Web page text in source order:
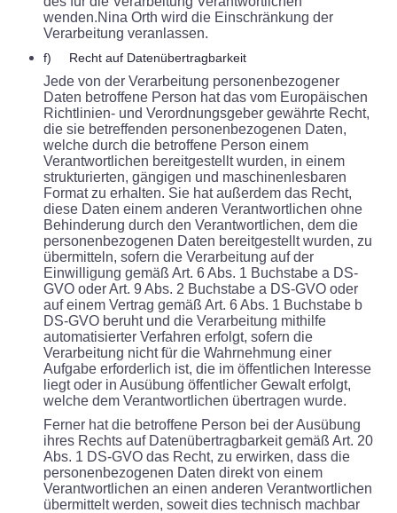
wenden.Nina Orth wird die Einschränkung der
Verarbeitung veranlassen.
f) Recht auf Datenübertragbarkeit
Jede von der Verarbeitung personenbezogener
Daten betroffene Person hat das vom Europäischen
Richtlinien- und Verordnungsgeber gewährte Recht,
die sie betreffenden personenbezogenen Daten,
welche durch die betroffene Person einem
Verantwortlichen bereitgestellt wurden, in einem
strukturierten, gängigen und maschinenlesbaren
Format zu erhalten. Sie hat außerdem das Recht,
diese Daten einem anderen Verantwortlichen ohne
Behinderung durch den Verantwortlichen, dem die
personenbezogenen Daten bereitgestellt wurden, zu
übermitteln, sofern die Verarbeitung auf der
Einwilligung gemäß Art. 6 Abs. 1 Buchstabe a DS-
GVO oder Art. 9 Abs. 2 Buchstabe a DS-GVO oder
auf einem Vertrag gemäß Art. 6 Abs. 1 Buchstabe b
DS-GVO beruht und die Verarbeitung mithilfe
automatisierter Verfahren erfolgt, sofern die
Verarbeitung nicht für die Wahrnehmung einer
Aufgabe erforderlich ist, die im öffentlichen Interesse
liegt oder in Ausübung öffentlicher Gewalt erfolgt,
welche dem Verantwortlichen übertragen wurde.
Ferner hat die betroffene Person bei der Ausübung
ihres Rechts auf Datenübertragbarkeit gemäß Art. 20
Abs. 1 DS-GVO das Recht, zu erwirken, dass die
personenbezogenen Daten direkt von einem
Verantwortlichen an einen anderen Verantwortlichen
übermittelt werden, soweit dies technisch machbar